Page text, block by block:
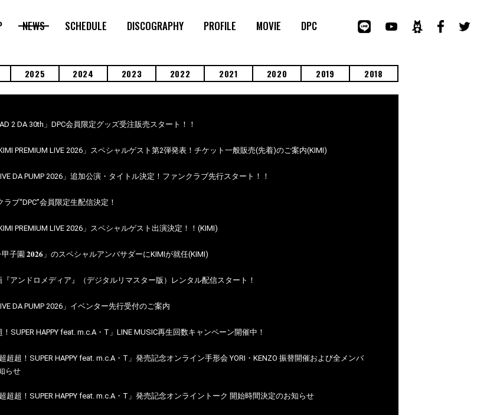
NEWS SCHEDULE DISCOGRAPHY PROFILE MOVIE DPC
2025 2024 2023 2022 2021 2020 2019 2018
2 DA 30th」DPC会員限定グッズ受注販売スタート！！
PREMIUM LIVE 2026」スペシャルゲスト第2弾発表！チケット一般販売(先着)のご案内(KIMI)
DA PUMP 2026」追加公演・タイトル決定！ファンクラブ先行スタート！！
ブ“DPC”会員限定生配信決定！
PREMIUM LIVE 2026」スペシャルゲスト出演決定！！(KIMI)
子園 𝟐𝟎𝟐𝟔」のスペシャルアンバサダーにKIMIが就任(KIMI)
『アンドロメディア』（デジタルリマスター版）レンタル配信スタート！
DA PUMP 2026」イベンター先行受付のご案内
SUPER HAPPY feat. m.c.A・T」LINE MUSIC再生回数キャンペーン開催中！
超超！SUPER HAPPY feat. m.c.A・T」発売記念オンライン手形会 YORI・KENZO 振替開催および全メンバ
らせ
超超！SUPER HAPPY feat. m.c.A・T」発売記念オンライントーク 開始時間決定のお知らせ